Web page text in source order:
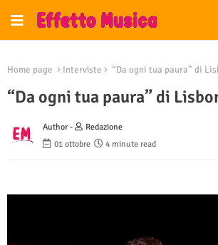
Home page Interviste “Da ogni tua paura” di
“Da ogni tua paura” di
Author -
Redazione
01 ottobre
4 minute read